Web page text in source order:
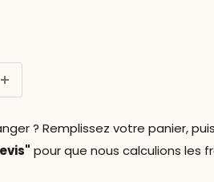
? Remplissez votre panier, puis
pour que nous calculions les